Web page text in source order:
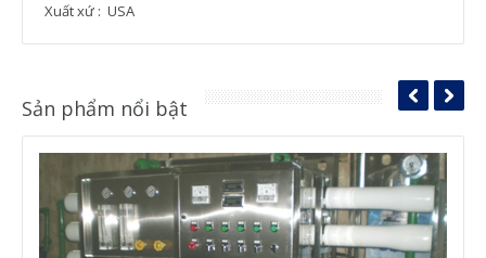
Xuất xứ : USA
Sản phẩm nổi bật